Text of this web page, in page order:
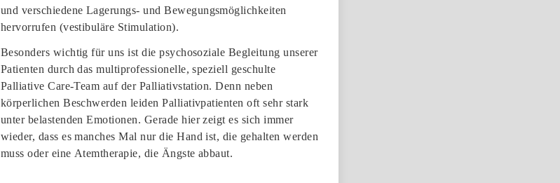
und verschiedene Lagerungs- und Bewegungsmöglichkeiten
hervorrufen (vestibuläre Stimulation).
Besonders wichtig für uns ist die psychosoziale Begleitung unserer
Patienten durch das multiprofessionelle, speziell geschulte
Palliative Care-Team auf der Palliativstation. Denn neben
körperlichen Beschwerden leiden Palliativpatienten oft sehr stark
unter belastenden Emotionen. Gerade hier zeigt es sich immer
wieder, dass es manches Mal nur die Hand ist, die gehalten werden
muss oder eine Atemtherapie, die Ängste abbaut.